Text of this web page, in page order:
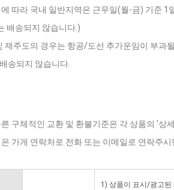
따라 국내 일반지역은 근무일(월-금) 기준
배송되지 않습니다.)
제주도의 경우는 항공/도선 추가운임이 부과
송되지 않습니다.
구체적인 교환 및 환불기준은 각 상품의 '상
가게 연락처로 전화 또는 이메일로 연락주
1) 상품이 표시/광고된